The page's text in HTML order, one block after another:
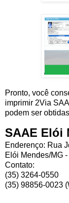
Pronto, você
imprimir 2Via
podem ser
SAAE Elói
Enderenço: Rua
Elói Mendes/MG
Contato:
(35) 3264-0550
(35) 98856-0023